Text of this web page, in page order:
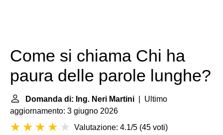
Come si chiama Chi ha
paura delle parole lunghe?
Domanda di: Ing. Neri Martini | Ultimo
aggiornamento: 3 giugno 2026
Valutazione: 4.1/5 (45 voti)